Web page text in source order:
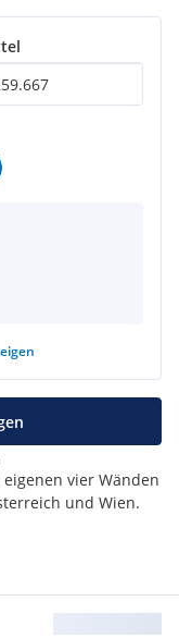
erhalten?
- Immobilie online
Vermittler und
oder
vier Wänden
und Wien.